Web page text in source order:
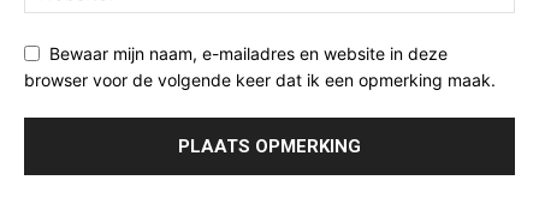
Bewaar mijn naam, e-mailadres en website in deze
browser voor de volgende keer dat ik een opmerking maak.